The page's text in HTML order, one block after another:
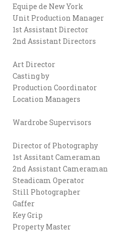
Equipe de New York
Unit Production Manager
1st Assistant Director
2nd Assistant Directors
Art Director
Casting by
Production Coordinator
Location Managers
Wardrobe Supervisors
Director of Photography
1st Assitant Cameraman
2nd Assistant Cameraman
Steadicam Operator
Still Photographer
Gaffer
Key Grip
Property Master